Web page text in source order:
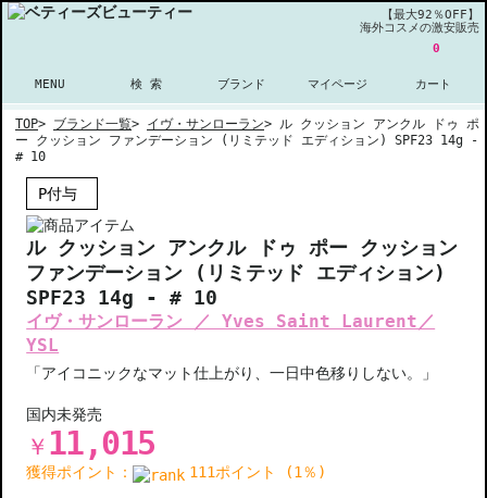
【最大92％OFF】
海外コスメの激安販売
MENU 検 索 ブランド マイページ
0
カート
TOP> ブランド一覧> イヴ・サンローラン> ル クッション アンクル ドゥ ポ
ー クッション ファンデーション (リミテッド エディション) SPF23 14g -
# 10
P付与
ル クッション アンクル ドゥ ポー クッション
ファンデーション (リミテッド エディション)
SPF23 14g - # 10
イヴ・サンローラン ／ Yves Saint Laurent／
YSL
「アイコニックなマット仕上がり、一日中色移りしない。」
国内未発売
￥ 11,015
獲得ポイント： 111ポイント (1％)